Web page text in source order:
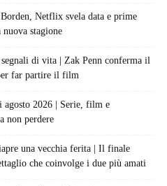
Netflix svela data e prime
stagione
di vita | Zak Penn conferma il
far partire il film
agosto 2026 | Serie, film e
non perdere
una vecchia ferita | Il finale
che coinvolge i due più amati